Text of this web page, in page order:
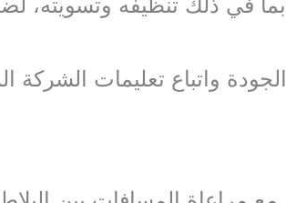
واتباع تعليمات